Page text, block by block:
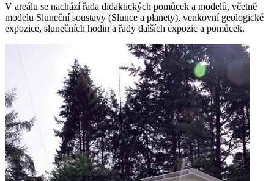
V areálu se nachází řada didaktických pomůcek a modelů, včetně
modelu Sluneční soustavy (Slunce a planety), venkovní geologické
expozice, slunečních hodin a řady dalších expozic a pomůcek.